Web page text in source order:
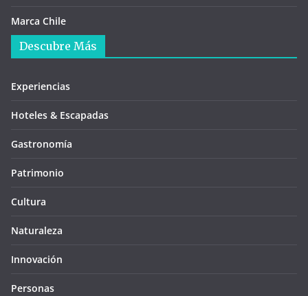
Marca Chile
Descubre Más
Experiencias
Hoteles & Escapadas
Gastronomía
Patrimonio
Cultura
Naturaleza
Innovación
Personas